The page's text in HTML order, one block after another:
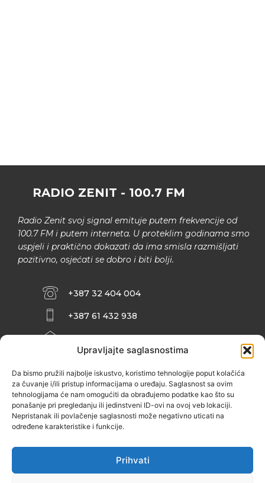
Upravljajte saglasnostima
Da bismo pružili najbolje iskustvo, koristimo tehnologije poput kolačića
za čuvanje i/ili pristup informacijama o uređaju. Saglasnost sa ovim
tehnologijama će nam omogućiti da obrađujemo podatke kao što su
ponašanje pri pregledanju ili jedinstveni ID-ovi na ovoj veb lokaciji.
Nepristanak ili povlačenje saglasnosti može negativno uticati na
određene karakteristike i funkcije.
Prihvati
RADIO ZENIT - 100.7 FM
Radio Zenit svoj signal emituje putem frekvencije od
100.7 FM i putem interneta. U proteklim godinama smo
uspjeli i praktično dokazati da ima smisla razmišljati
pozitivno, osjećati se dobro i biti bolji.
+387 32 404 004
+387 61 432 938
INFO@ZENIT.BA
ZENIČANKA, 3. SPRAT), 72000 ZENICA